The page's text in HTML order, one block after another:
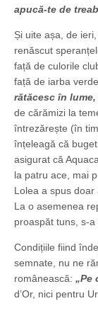
apucă-te de
Și uite așa, de
renăscut
față de culorile
față de iarba
rătăcesc în lume,
de cărămizi la
întrezărește (în
înțeleagă că
asigurat că
la patru ace, mai
Lolea a spus doar
La o asemenea
proaspăt tuns, s-a
Condițiile fiind
semnate, nu ne
românească: „Pe
d’Or, nici pentru